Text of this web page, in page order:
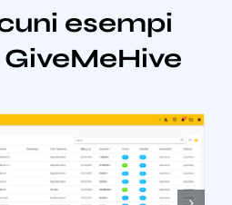
esempi